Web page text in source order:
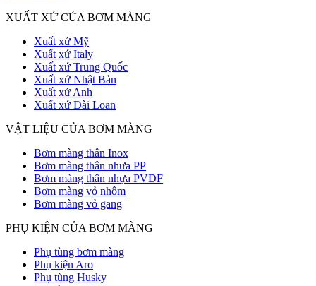
XUẤT XỨ CỦA BƠM MÀNG
Xuất xứ Mỹ
Xuất xứ Italy
Xuất xứ Trung Quốc
Xuất xứ Nhật Bản
Xuất xứ Anh
Xuất xứ Đài Loan
VẬT LIỆU CỦA BƠM MÀNG
Bơm màng thân Inox
Bơm màng thân nhưa PP
Bơm màng thân nhựa PVDF
Bơm màng vỏ nhôm
Bơm màng vỏ gang
PHỤ KIỆN CỦA BƠM MÀNG
Phụ tùng bơm màng
Phụ kiện Aro
Phụ tùng Husky